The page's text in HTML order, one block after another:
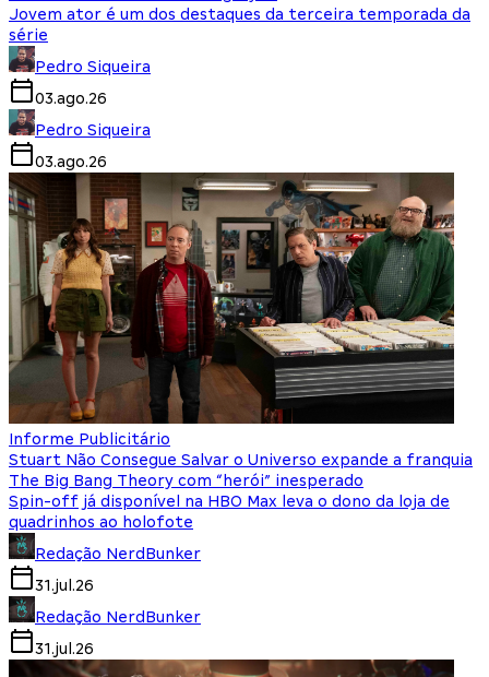
Jovem ator é um dos destaques da terceira temporada da
série
Pedro Siqueira
03.ago.26
Pedro Siqueira
03.ago.26
Informe Publicitário
Stuart Não Consegue Salvar o Universo expande a franquia
The Big Bang Theory com “herói” inesperado
Spin-off já disponível na HBO Max leva o dono da loja de
quadrinhos ao holofote
Redação NerdBunker
31.jul.26
Redação NerdBunker
31.jul.26